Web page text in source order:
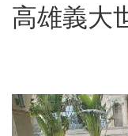
高雄義大